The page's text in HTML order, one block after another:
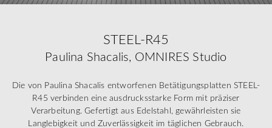
STEEL-R45
Paulina Shacalis, OMNIRES Studio
Die von Paulina Shacalis entworfenen Betätigungsplatten STEEL-
R45 verbinden eine ausdrucksstarke Form mit präziser
Verarbeitung. Gefertigt aus Edelstahl, gewährleisten sie
Langlebigkeit und Zuverlässigkeit im täglichen Gebrauch.